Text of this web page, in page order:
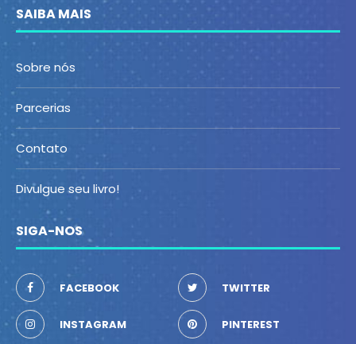
SAIBA MAIS
Sobre nós
Parcerias
Contato
Divulgue seu livro!
SIGA-NOS
FACEBOOK TWITTER
INSTAGRAM PINTEREST